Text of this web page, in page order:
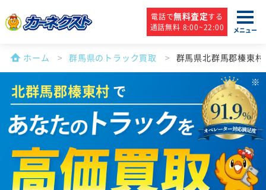
電話で無料査定する
通話無料 8:00~22:00
メニュー
ホーム 群馬県のトラック買取 群馬県北群馬郡榛東
北群馬郡榛東村 で